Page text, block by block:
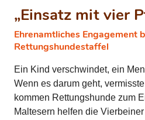
„Einsatz mit vier
Ehrenamtliches Engagement
Rettungshundestaffel
Ein Kind verschwindet, ein
Wenn es darum geht,
kommen Rettungshunde zum
Maltesern helfen die